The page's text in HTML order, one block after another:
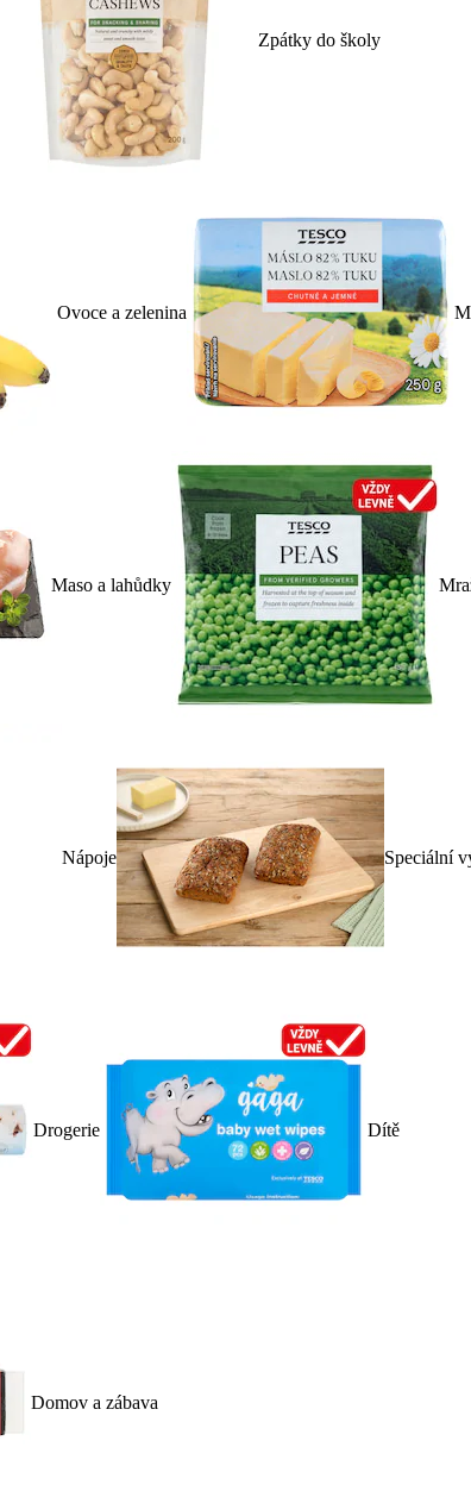
Zpátky do školy
Ovoce a zelenina
Maso a lahůdky
Nápoje Speciální
Drogerie Dítě
Domov a zábava